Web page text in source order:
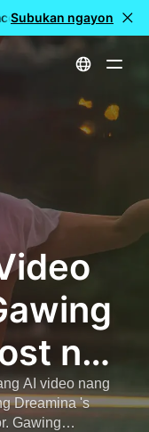
2.5 🎉 LIVE na
Subukan ngayon
na
ang
AI video nang
Dreamina 's
Gawing